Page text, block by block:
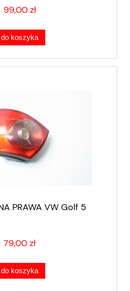
99,00 zł
do koszyka
PRAWA VW Golf 5
79,00 zł
do koszyka